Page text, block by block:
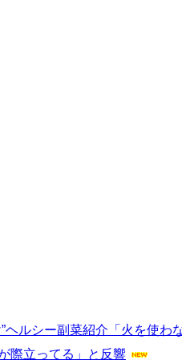
ルシー副菜紹介「火を使
際立ってる」と反響